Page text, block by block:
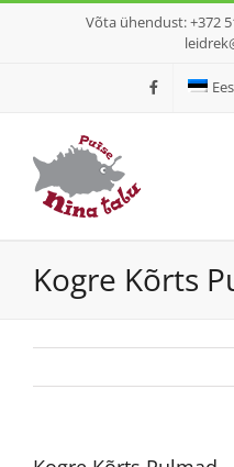
Skip
Võta ühendust: +372
Kogre Kõrts